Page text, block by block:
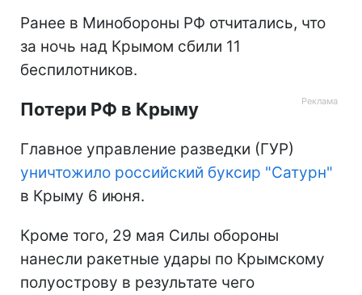
Ранее в Минобороны РФ отчитались, что
за ночь над Крымом сбили 11
беспилотников.
Потери РФ в Крыму
Главное управление разведки (ГУР)
уничтожило российский буксир "Сатурн"
в Крыму 6 июня.
Кроме того, 29 мая Силы обороны
нанесли ракетные удары по Крымскому
полуострову в результате чего